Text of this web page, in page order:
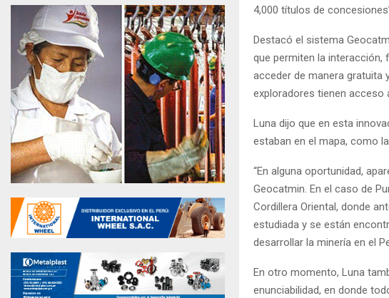
4,000 títulos de
Destacó el sistema
que permiten la interacción,
acceder de manera gratuita
exploradores tienen acceso
Luna dijo que en esta
estaban en el mapa, como
“En alguna oportunidad,
Geocatmin. En el caso de
Cordillera Oriental, donde
estudiada y se están
desarrollar la minería en el
En otro momento, Luna
enunciabilidad, en donde